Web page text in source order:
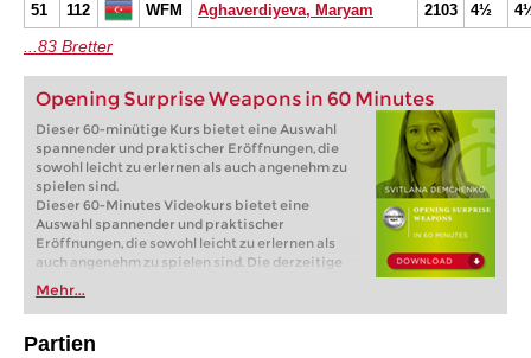
51
112 WFM Aghaverdiyeva, Maryam 2103 4½
...83 Bretter
Opening Surprise Weapons in 60 Minutes
Dieser 60-minütige Kurs bietet eine Auswahl
spannender und praktischer Eröffnungen, die
sowohl leicht zu erlernen als auch angenehm zu
spielen sind.
Dieser 60-Minutes Videokurs bietet eine
Auswahl spannender und praktischer
Eröffnungen, die sowohl leicht zu erlernen als
auch angenehm zu spielen sind. Die derzeitige
Eröffnungstheorie kann langwierig und komplex
sein, daher kann die Erkundung weniger
konventioneller Optionen eine neue Vielfalt in
Ihre Partien bringen. Obwohl es sich nicht um ein
Mehr...
Partien